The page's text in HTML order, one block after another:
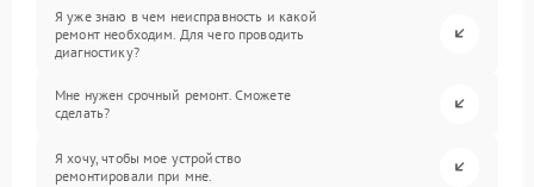
Я уже знаю в чем неисправность и какой
ремонт необходим. Для чего проводить
диагностику?
Мне нужен срочный ремонт. Сможете
сделать?
Я хочу, чтобы мое устройство
ремонтировали при мне.